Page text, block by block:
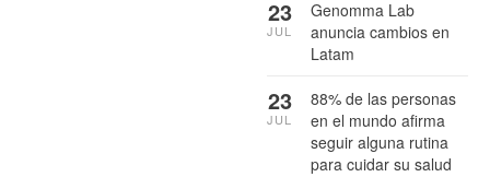
Genomma Lab
anuncia cambios en
Latam
23
JUL
88% de las personas
en el mundo afirma
seguir alguna rutina
para cuidar su salud
23
JUL